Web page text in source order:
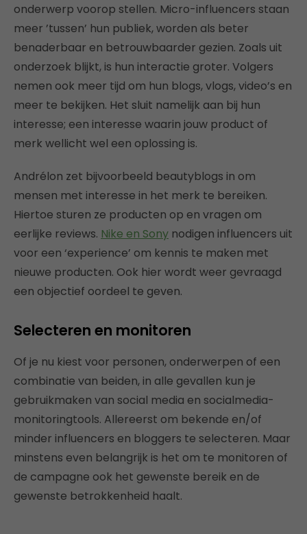
onderwerp voorop stellen. Micro-influencers staan
meer ’tussen’ hun publiek, worden als beter
benaderbaar en betrouwbaarder gezien. Zoals uit
onderzoek blijkt, is hun interactie groter. Volgers
nemen ook meer tijd om hun blogs, vlogs, video’s en
meer te bekijken. Het sluit namelijk aan bij hun
interesse; een interesse waarin jouw product of
merk wellicht wel een oplossing is.
Andrélon zet bijvoorbeeld beautyblogs in om
mensen met interesse in het merk te bereiken.
Hiertoe sturen ze producten op en vragen om
eerlijke reviews. Nike en Sony nodigen influencers uit
voor een ‘experience’ om kennis te maken met
nieuwe producten. Ook hier wordt weer gevraagd
een objectief oordeel te geven.
Selecteren en monitoren
Of je nu kiest voor personen, onderwerpen of een
combinatie van beiden, in alle gevallen kun je
gebruikmaken van social media en socialmedia-
monitoringtools. Allereerst om bekende en/of
minder influencers en bloggers te selecteren. Maar
minstens even belangrijk is het om te monitoren of
de campagne ook het gewenste bereik en de
gewenste betrokkenheid haalt.